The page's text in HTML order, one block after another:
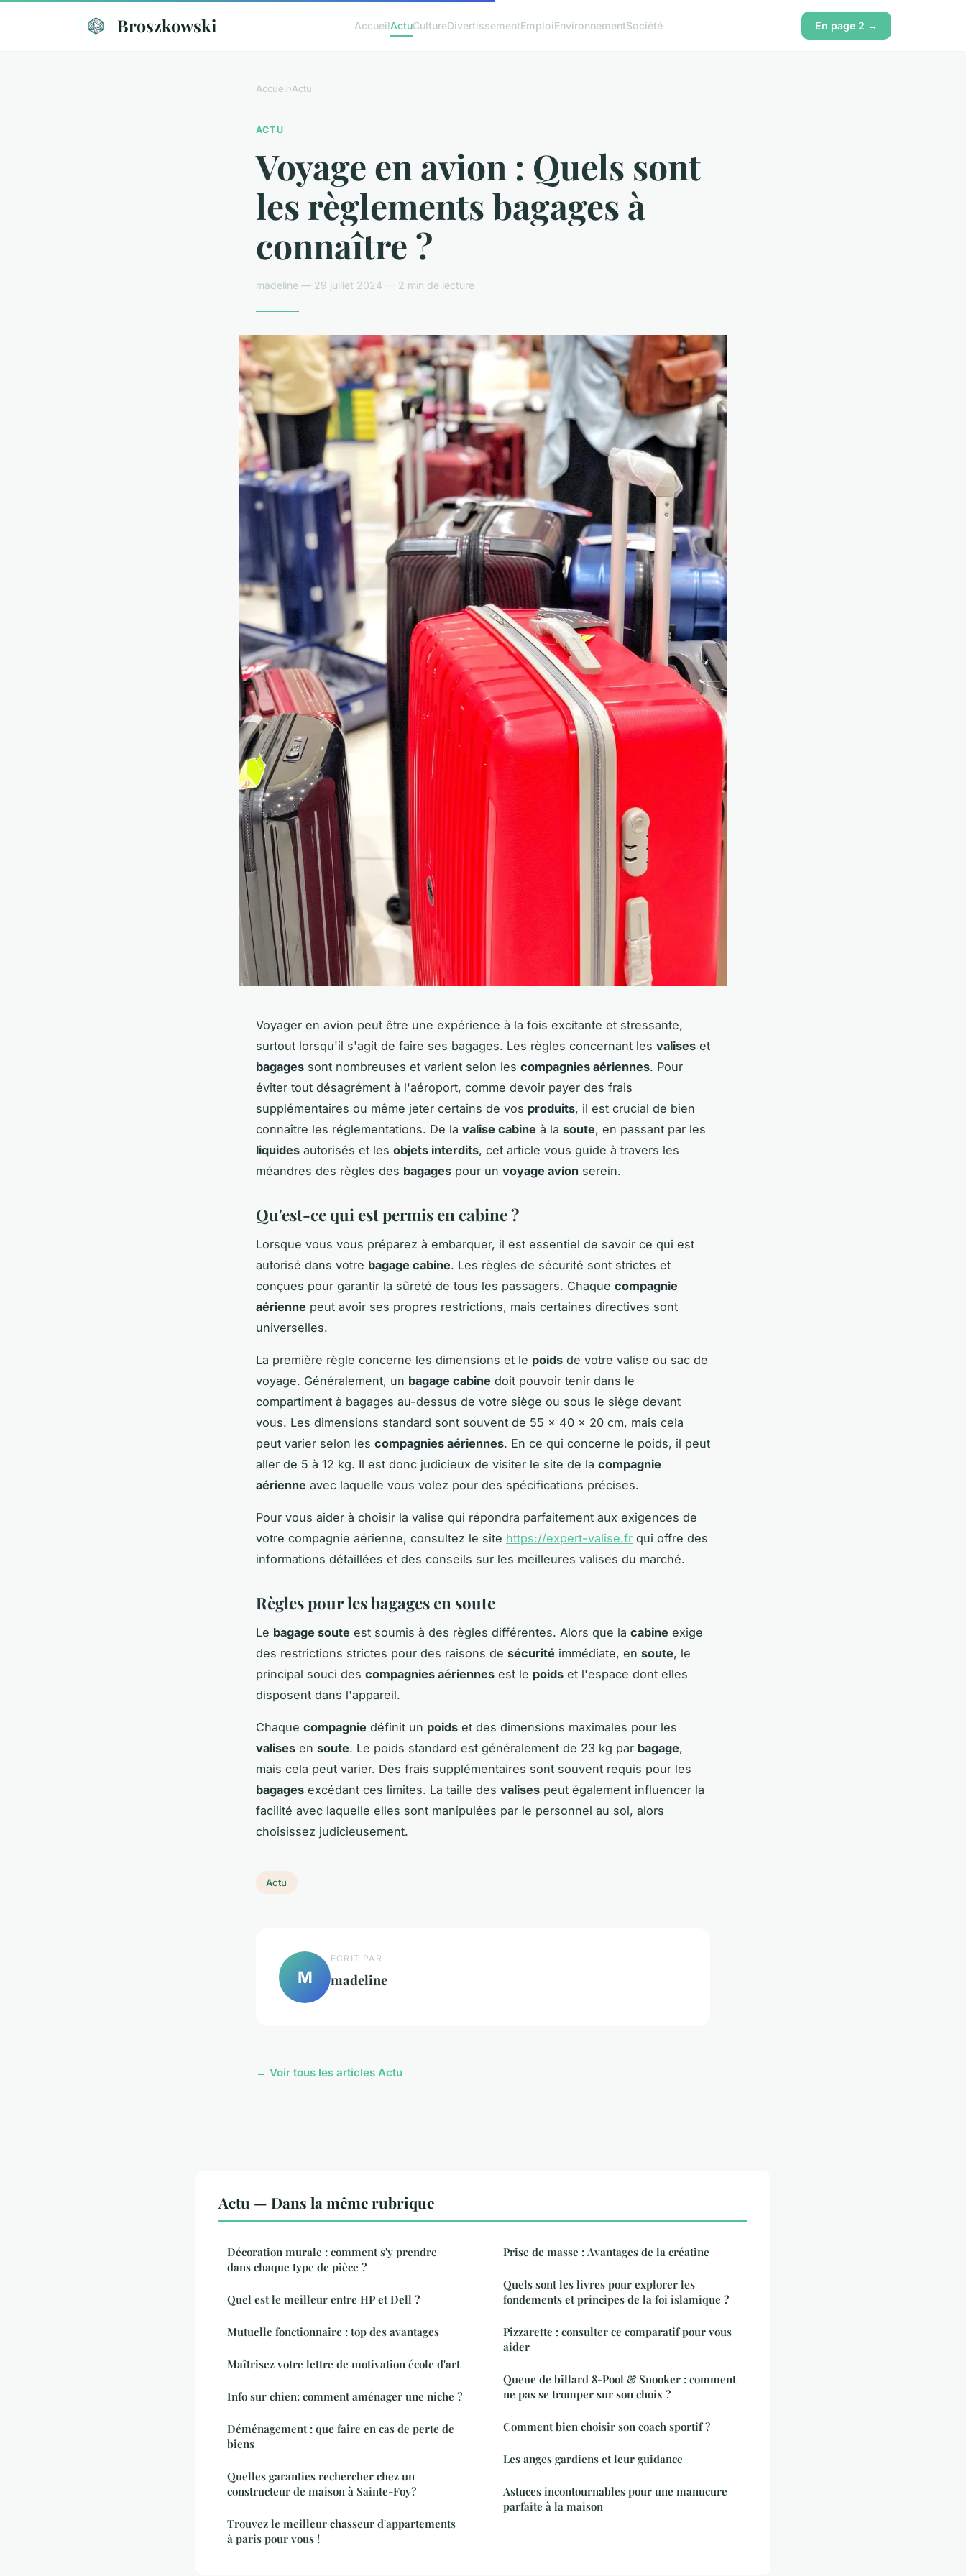
Broszkowski AccueilActuCultureDivertissementEmploiEnvironnementSociété En page 2 →
Accueil›Actu
ACTU
Voyage en avion : Quels sont
les règlements bagages à
connaître ?
madeline — 29 juillet 2024 — 2 min de lecture
Voyager en avion peut être une expérience à la fois excitante et stressante,
surtout lorsqu'il s'agit de faire ses bagages. Les règles concernant les valises et
bagages sont nombreuses et varient selon les compagnies aériennes. Pour
éviter tout désagrément à l'aéroport, comme devoir payer des frais
supplémentaires ou même jeter certains de vos produits, il est crucial de bien
connaître les réglementations. De la valise cabine à la soute, en passant par les
liquides autorisés et les objets interdits, cet article vous guide à travers les
méandres des règles des bagages pour un voyage avion serein.
Qu'est-ce qui est permis en cabine ?
Lorsque vous vous préparez à embarquer, il est essentiel de savoir ce qui est
autorisé dans votre bagage cabine. Les règles de sécurité sont strictes et
conçues pour garantir la sûreté de tous les passagers. Chaque compagnie
aérienne peut avoir ses propres restrictions, mais certaines directives sont
universelles.
La première règle concerne les dimensions et le poids de votre valise ou sac de
voyage. Généralement, un bagage cabine doit pouvoir tenir dans le
compartiment à bagages au-dessus de votre siège ou sous le siège devant
vous. Les dimensions standard sont souvent de 55 x 40 x 20 cm, mais cela
peut varier selon les compagnies aériennes. En ce qui concerne le poids, il peut
aller de 5 à 12 kg. Il est donc judicieux de visiter le site de la compagnie
aérienne avec laquelle vous volez pour des spécifications précises.
Pour vous aider à choisir la valise qui répondra parfaitement aux exigences de
votre compagnie aérienne, consultez le site https://expert-valise.fr qui offre des
informations détaillées et des conseils sur les meilleures valises du marché.
Règles pour les bagages en soute
Le bagage soute est soumis à des règles différentes. Alors que la cabine exige
des restrictions strictes pour des raisons de sécurité immédiate, en soute, le
principal souci des compagnies aériennes est le poids et l'espace dont elles
disposent dans l'appareil.
Chaque compagnie définit un poids et des dimensions maximales pour les
valises en soute. Le poids standard est généralement de 23 kg par bagage,
mais cela peut varier. Des frais supplémentaires sont souvent requis pour les
bagages excédant ces limites. La taille des valises peut également influencer la
facilité avec laquelle elles sont manipulées par le personnel au sol, alors
choisissez judicieusement.
Actu
M
ECRIT PAR
madeline
← Voir tous les articles Actu
Actu — Dans la même rubrique
Décoration murale : comment s'y prendre
dans chaque type de pièce ?
Quel est le meilleur entre HP et Dell ?
Mutuelle fonctionnaire : top des avantages
Maîtrisez votre lettre de motivation école d'art
Info sur chien: comment aménager une niche ?
Déménagement : que faire en cas de perte de
biens
Quelles garanties rechercher chez un
constructeur de maison à Sainte-Foy?
Trouvez le meilleur chasseur d'appartements
à paris pour vous !
Prise de masse : Avantages de la créatine
Quels sont les livres pour explorer les
fondements et principes de la foi islamique ?
Pizzarette : consulter ce comparatif pour vous
aider
Queue de billard 8-Pool & Snooker : comment
ne pas se tromper sur son choix ?
Comment bien choisir son coach sportif ?
Les anges gardiens et leur guidance
Astuces incontournables pour une manucure
parfaite à la maison